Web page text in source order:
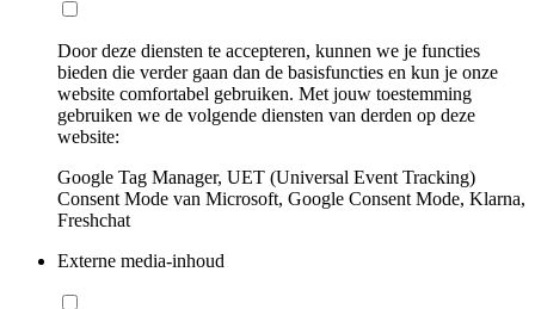
Door deze diensten te accepteren, kunnen we je functies
bieden die verder gaan dan de basisfuncties en kun je onze
website comfortabel gebruiken. Met jouw toestemming
gebruiken we de volgende diensten van derden op deze
website:
Google Tag Manager, UET (Universal Event Tracking)
Consent Mode van Microsoft, Google Consent Mode, Klarna,
Freshchat
Externe media-inhoud